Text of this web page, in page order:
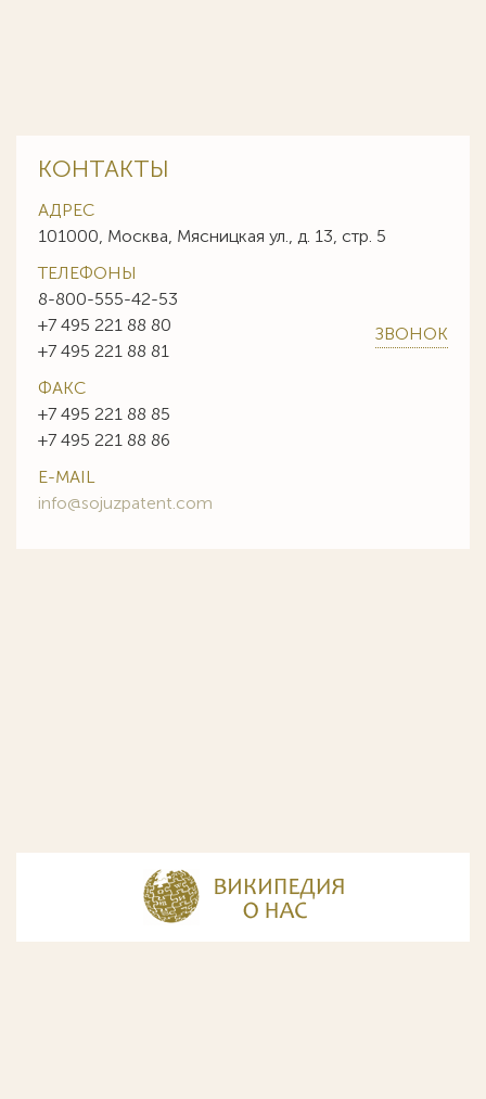
КОНТАКТЫ
АДРЕС
101000, Москва, Мясницкая ул., д. 13, стр. 5
ТЕЛЕФОНЫ
8-800-555-42-53
+7 495 221 88 80
+7 495 221 88 81
ЗВОНОК
ФАКС
+7 495 221 88 85
+7 495 221 88 86
E-MAIL
info@sojuzpatent.com